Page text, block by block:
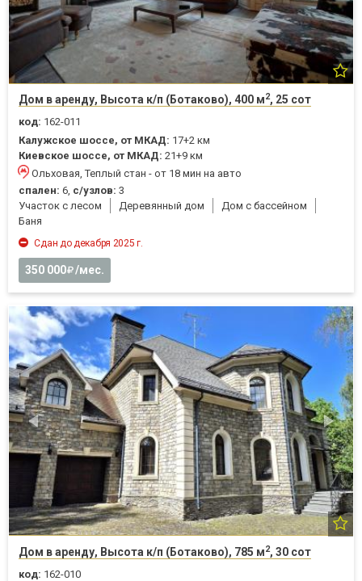
Дом в аренду, Высота к/п (Ботаково), 400 м2, 25 сот
код: 162-011
Калужское шоссе, от МКАД: 17+2 км
Киевское шоссе, от МКАД: 21+9 км
Ольховая, Теплый стан - от 18 мин на авто
спален: 6, с/узлов: 3
Участок с лесом
Деревянный дом
Дом с бассейном
Баня
Сдан до декабря 2025 г.
350 000 /мес.
Дом в аренду, Высота к/п (Ботаково), 785 м2, 30 сот
код: 162-010